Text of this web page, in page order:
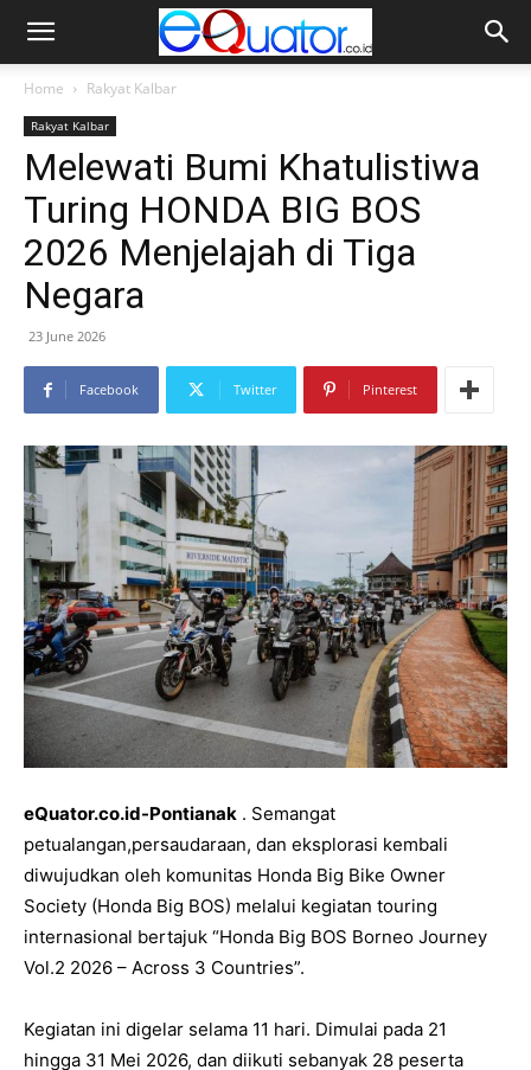
Home Rakyat Kalbar
Rakyat Kalbar
Melewati Bumi Khatulistiwa
Turing HONDA BIG BOS
2026 Menjelajah di Tiga
Negara
23 June 2026
Facebook Twitter Pinterest
eQuator.co.id-Pontianak . Semangat
petualangan,persaudaraan, dan eksplorasi kembali
diwujudkan oleh komunitas Honda Big Bike Owner
Society (Honda Big BOS) melalui kegiatan touring
internasional bertajuk “Honda Big BOS Borneo Journey
Vol.2 2026 – Across 3 Countries”.
Kegiatan ini digelar selama 11 hari. Dimulai pada 21
hingga 31 Mei 2026, dan diikuti sebanyak 28 peserta